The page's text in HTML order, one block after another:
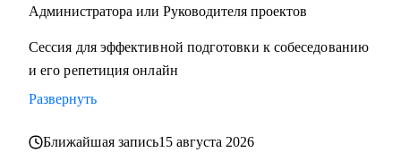
Администратора или Руководителя проектов
Сессия для эффективной подготовки к собеседованию
и его репетиция онлайн
Развернуть
Ближайшая запись15 августа 2026